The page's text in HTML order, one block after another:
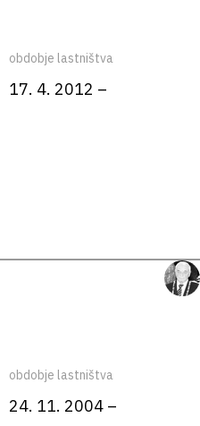
obdobje lastništva
17. 4. 2012 –
obdobje lastništva
24. 11. 2004 –